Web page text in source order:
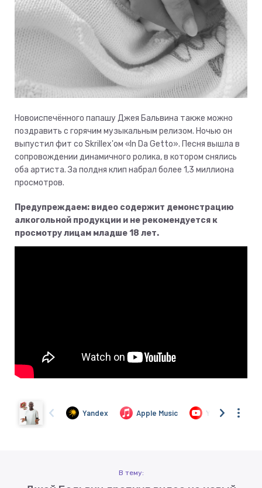
Новоиспечённого папашу Джея Бальвина также можно
поздравить с горячим музыкальным релизом. Ночью он
выпустил фит со Skrillex'ом «In Da Getto». Песня вышла в
сопровождении динамичного ролика, в котором снялись
оба артиста. За полдня клип набрал более 1,3 миллиона
просмотров.
Предупреждаем: видео содержит демонстрацию
алкогольной продукции и не рекомендуется к
просмотру лицам младше 18 лет.
В тему: